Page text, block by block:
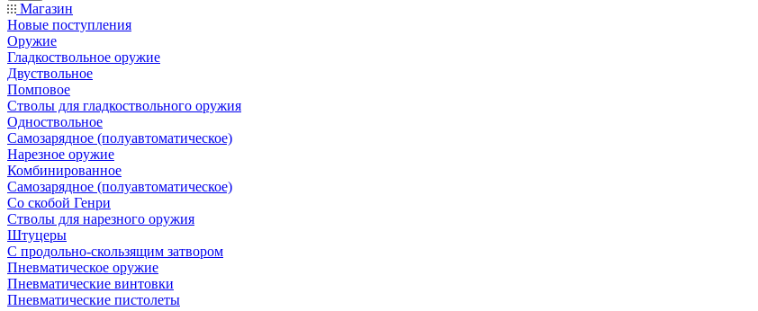
Магазин
Новые поступления
Оружие
Гладкоствольное оружие
Двуствольное
Помповое
Стволы для гладкоствольного оружия
Одноствольное
Самозарядное (полуавтоматическое)
Нарезное оружие
Комбинированное
Самозарядное (полуавтоматическое)
Со скобой Генри
Стволы для нарезного оружия
Штуцеры
С продольно-скользящим затвором
Пневматическое оружие
Пневматические винтовки
Пневматические пистолеты